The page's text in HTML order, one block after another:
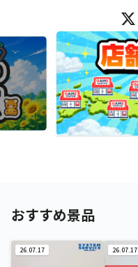
おすすめ景品
26.07.17 26.07.17